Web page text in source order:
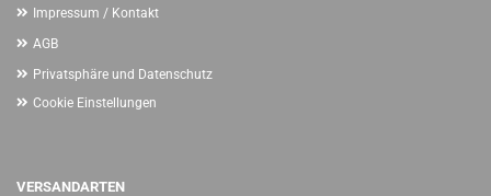
Impressum / Kontakt
AGB
Privatsphäre und Datenschutz
Cookie Einstellungen
VERSANDARTEN